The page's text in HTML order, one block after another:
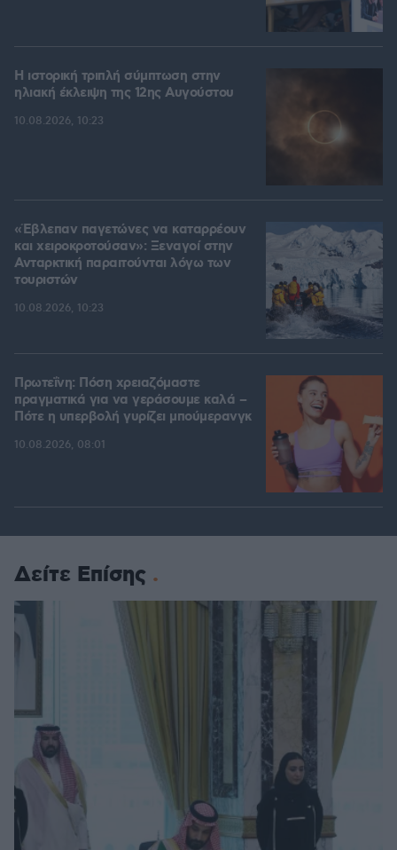
Η ιστορική τριπλή σύμπτωση στην
ηλιακή έκλειψη της 12ης Αυγούστου
10.08.2026, 10:23
«Έβλεπαν παγετώνες να καταρρέουν
και χειροκροτούσαν»: Ξεναγοί στην
Ανταρκτική παραιτούνται λόγω των
τουριστών
10.08.2026, 10:23
Πρωτεΐνη: Πόση χρειαζόμαστε
πραγματικά για να γεράσουμε καλά –
Πότε η υπερβολή γυρίζει μπούμερανγκ
10.08.2026, 08:01
Δείτε Επίσης